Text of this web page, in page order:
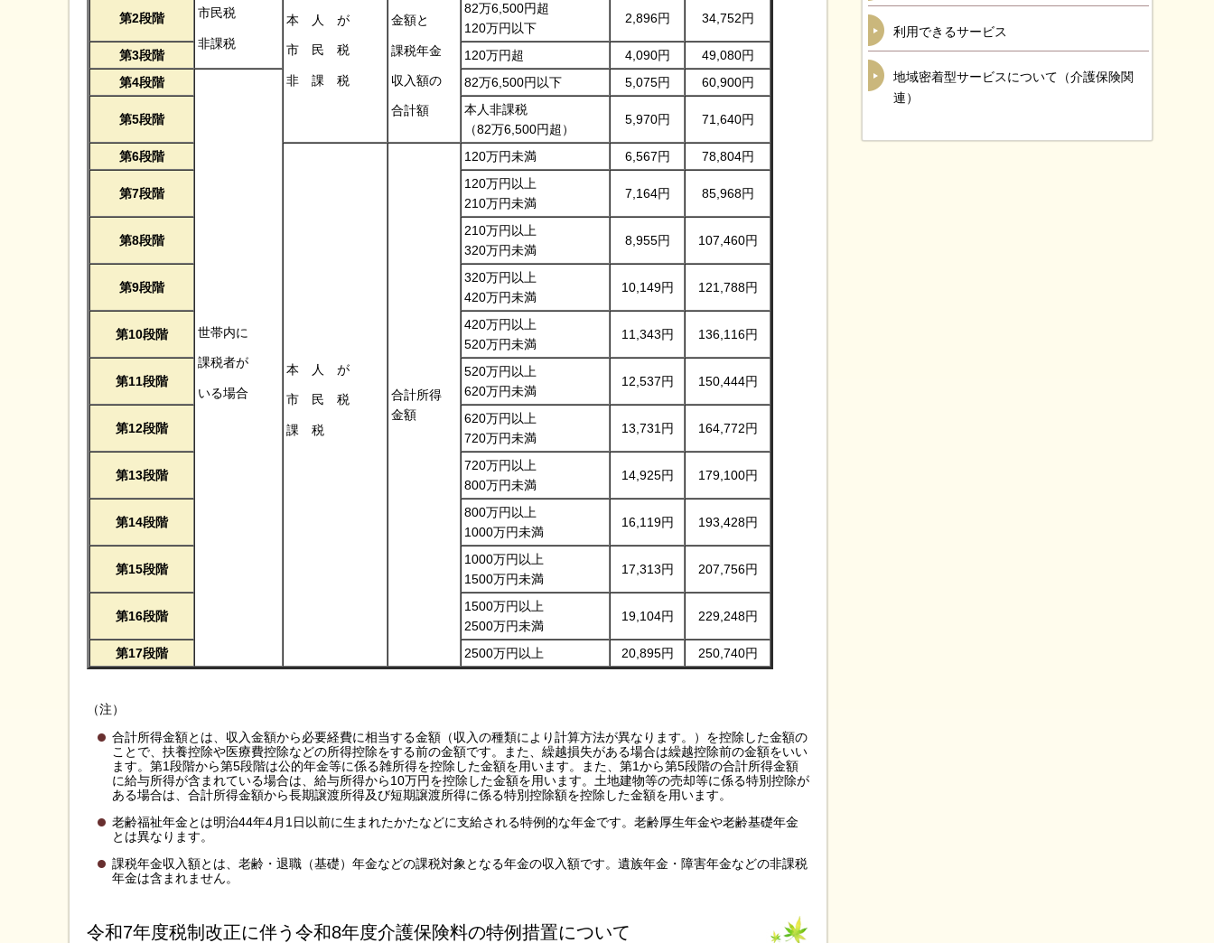
市民税
非課税
本 人 が
市 民 税
非 課 税
金額と
課税年金
収入額の
合計額
第2段階
82万6,500円超
120万円以下
2,896円 34,752円
第3段階 120万円超 4,090円
49,080円
第4段階
世帯内に
課税者が
いる場合
82万6,500円以下 5,075円 60,900円
第5段階
本人非課税
（82万6,500円超）
5,970円 71,640円
第6段階
本 人 が
市 民 税
課 税
合計所得
金額
120万円未満 6,567円 78,804円
第7段階
120万円以上
210万円未満
7,164円 85,968円
第8段階
210万円以上
320万円未満
8,955円 107,460円
第9段階
320万円以上
420万円未満
10,149円 121,788円
第10段階
420万円以上
520万円未満
11,343円 136,116円
第11段階
520万円以上
620万円未満
12,537円 150,444円
第12段階
620万円以上
720万円未満
13,731円 164,772円
第13段階
720万円以上
800万円未満
14,925円 179,100円
第14段階
800万円以上
1000万円未満
16,119円 193,428円
第15段階
1000万円以上
1500万円未満
17,313円 207,756円
第16段階
1500万円以上
2500万円未満
19,104円 229,248円
第17段階 2500万円以上 20,895円 250,740円
（注）
合計所得金額とは、収入金額から必要経費に相当する金額（収入の種類により計算方法が異なります。）を控除した金額の
ことで、扶養控除や医療費控除などの所得控除をする前の金額です。また、繰越損失がある場合は繰越控除前の金額をいい
ます。第1段階から第5段階は公的年金等に係る雑所得を控除した金額を用います。また、第1から第5段階の合計所得金額
に給与所得が含まれている場合は、給与所得から10万円を控除した金額を用います。土地建物等の売却等に係る特別控除が
ある場合は、合計所得金額から長期譲渡所得及び短期譲渡所得に係る特別控除額を控除した金額を用います。
老齢福祉年金とは明治44年4月1日以前に生まれたかたなどに支給される特例的な年金です。老齢厚生年金や老齢基礎年金
とは異なります。
課税年金収入額とは、老齢・退職（基礎）年金などの課税対象となる年金の収入額です。遺族年金・障害年金などの非課税
年金は含まれません。
令和7年度税制改正に伴う令和8年度介護保険料の特例措置について
利用できるサービス
地域密着型サービスについて（介護保険関
連）